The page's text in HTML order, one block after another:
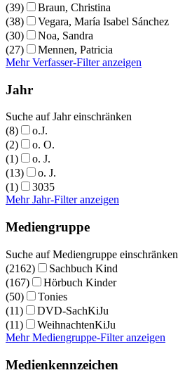
(39)
Braun, Christina
(38)
Vegara, María Isabel Sánchez
(30)
Noa, Sandra
(27)
Mennen, Patricia
Mehr Verfasser-Filter anzeigen
Jahr
Suche auf Jahr einschränken
(8)
o.J.
(2)
o. O.
(1)
o. J.
(13)
o. J.
(1)
3035
Mehr Jahr-Filter anzeigen
Mediengruppe
Suche auf Mediengruppe einschränken
(2162)
Sachbuch Kind
(167)
Hörbuch Kinder
(50)
Tonies
(11)
DVD-SachKiJu
(11)
WeihnachtenKiJu
Mehr Mediengruppe-Filter anzeigen
Medienkennzeichen